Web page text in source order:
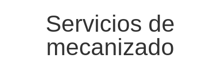
Servicios de
mecanizado